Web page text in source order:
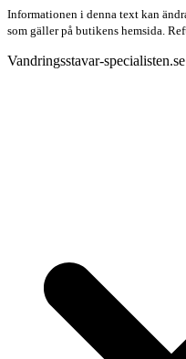
Informationen i denna text kan
som gäller på butikens hemsida.
Vandringsstavar-